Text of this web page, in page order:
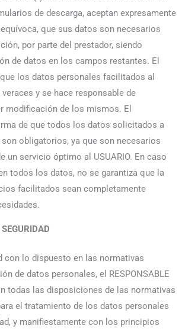
de descarga, aceptan expresamente
que sus datos son necesarios
por parte del prestador, siendo
de datos en los campos restantes. El
que los datos personales facilitados al
veraces y se hace responsable de
modificación de los mismos. El
de que todos los datos solicitados a
obligatorios, ya que son necesarios
un servicio óptimo al USUARIO. En caso
todos los datos, no se garantiza que la
facilitados sean completamente
con lo dispuesto en las normativas
de datos personales, el RESPONSABLE
todas las disposiciones de las normativas
el tratamiento de los datos personales
y manifiestamente con los principios